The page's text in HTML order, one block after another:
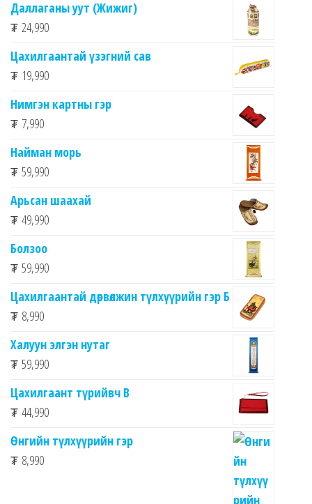
Даллаганы уут (Жижиг)
₮ 24,990
Цахилгаантай үзэгний сав
₮ 19,990
Нимгэн картны гэр
₮ 7,990
Найман морь
₮ 59,990
Арьсан шаахай
₮ 49,990
Болзоо
₮ 59,990
Цахилгаантай дөрвөлжин түлхүүрийн гэр Б
₮ 8,990
Халуун элгэн нутаг
₮ 59,990
Цахилгаант түрийвч B
₮ 44,990
Өнгийн түлхүүрийн гэр
₮ 8,990